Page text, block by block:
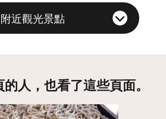
附近觀光景點
人，也看了這些頁面。